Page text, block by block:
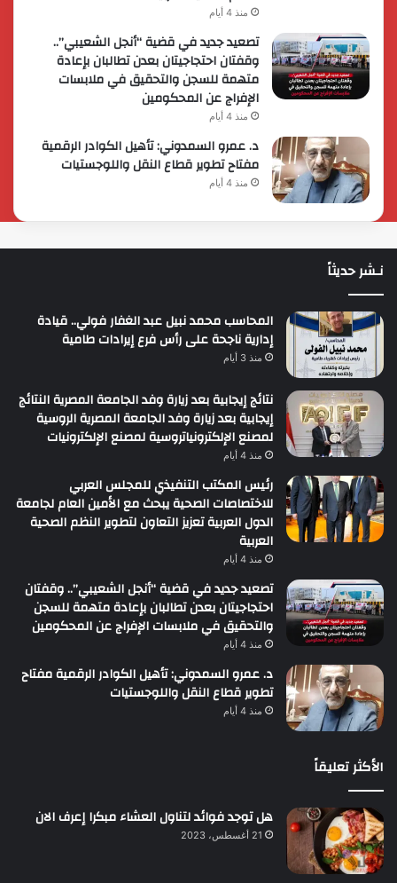
منذ 4 أيام
تصعيد جديد في قضية “أنجل الشعيبي”..
وقفتان احتجاجيتان بعدن تطالبان بإعادة
متهمة للسجن والتحقيق في ملابسات
الإفراج عن المحكومين
منذ 4 أيام
د. عمرو السمدوني: تأهيل الكوادر الرقمية
مفتاح تطوير قطاع النقل واللوجستيات
منذ 4 أيام
نـشر حديثاً
المحاسب محمد نبيل عبد الغفار فولي.. قيادة
إدارية ناجحة على رأس فرع إيرادات طامية
منذ 3 أيام
نتائج إيجابية بعد زيارة وفد الجامعة المصرية النتائج
إيجابية بعد زيارة وفد الجامعة المصرية الروسية
لمصنع الإلكترونياتروسية لمصنع الإلكترونيات
منذ 4 أيام
رئيس المكتب التنفيذي للمجلس العربي
للاختصاصات الصحية يبحث مع الأمين العام لجامعة
الدول العربية تعزيز التعاون لتطوير النظم الصحية
العربية
منذ 4 أيام
تصعيد جديد في قضية “أنجل الشعيبي”.. وقفتان
احتجاجيتان بعدن تطالبان بإعادة متهمة للسجن
والتحقيق في ملابسات الإفراج عن المحكومين
منذ 4 أيام
د. عمرو السمدوني: تأهيل الكوادر الرقمية مفتاح
تطوير قطاع النقل واللوجستيات
منذ 4 أيام
الأكثر تعليقاً
هل توجد فوائد لتناول العشاء مبكرا إعرف الان
21 أغسطس، 2023